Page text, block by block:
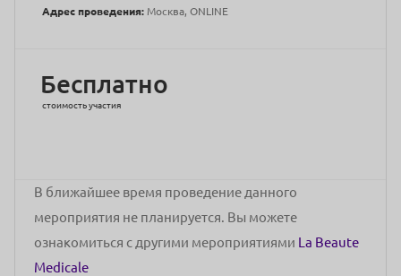
Адрес проведения: Москва, ONLINE
Бесплатно
стоимость участия
В ближайшее время проведение данного
мероприятия не планируется. Вы можете
ознакомиться с другими мероприятиями La Beaute
Medicale